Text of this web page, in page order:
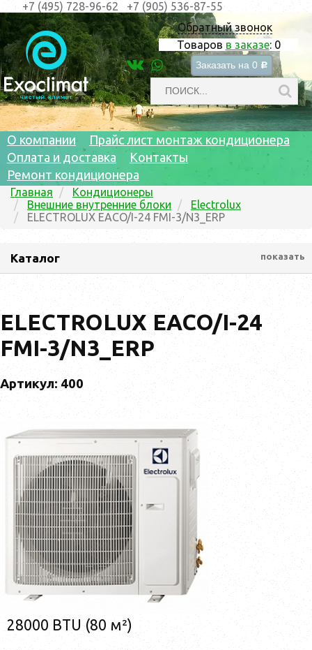
Обратный звонок
Товаров в заказе: 0
Заказать на 0 c
+7 (495) 728-96-62 +7 (905) 536-87-55
О компании
Прайс лист монтаж кондиционера
Оплата и доставка
Контакты
Ремонт кондиционера
Главная
Кондиционеры
Внешние внутренние блоки
Electrolux
ELECTROLUX EACO/I-24 FMI-3/N3_ERP
Каталог показать
ELECTROLUX EACO/I-24
FMI-3/N3_ERP
Артикул: 400
28000 BTU (80 м²)